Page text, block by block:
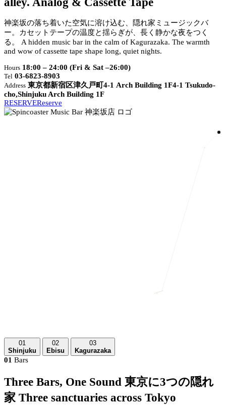
神楽坂の落ち着いた空気に溶け込む、隠れ家ミュージックバ
ー。カセットテープの温度と揺らぎが、長く静かな夜をつく
る。
A hidden music bar in the calm of Kagurazaka. The warmth
and wow of cassette tape shape long, quiet nights.
Hours 18:00 – 24:00 (Fri & Sat –26:00)
Tel 03-6823-8903
Address 東京都新宿区津久戸町4-1 Arch Building 1F4-1 Tsukudo-
cho,Shinjuku Arch Building 1F
RESERVEReserve
01
Shinjuku
02
Ebisu
03
Kagurazaka
01 Bars
Three Bars, One Sound 東京に3つの隠れ
家 Three sanctuaries across Tokyo